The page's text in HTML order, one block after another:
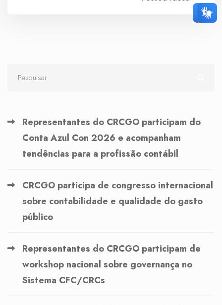
Representantes do CRCGO participam do
Conta Azul Con 2026 e acompanham
tendências para a profissão contábil
CRCGO participa de congresso internacional
sobre contabilidade e qualidade do gasto
público
Representantes do CRCGO participam de
workshop nacional sobre governança no
Sistema CFC/CRCs